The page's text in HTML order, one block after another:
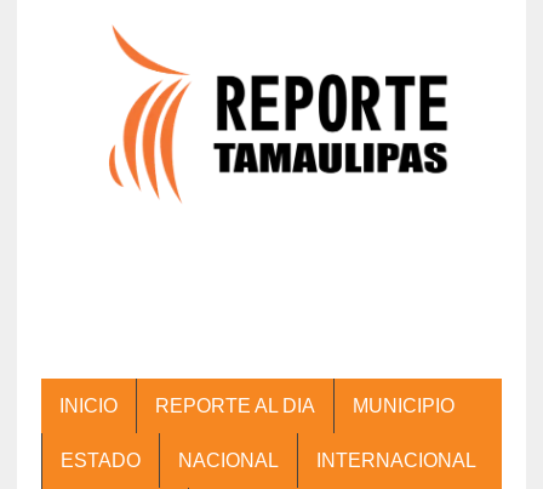
INICIO REPORTE AL DIA MUNICIPIO
ESTADO NACIONAL INTERNACIONAL